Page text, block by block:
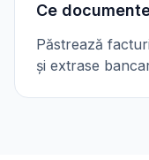
Ce
Păstrează
și extrase